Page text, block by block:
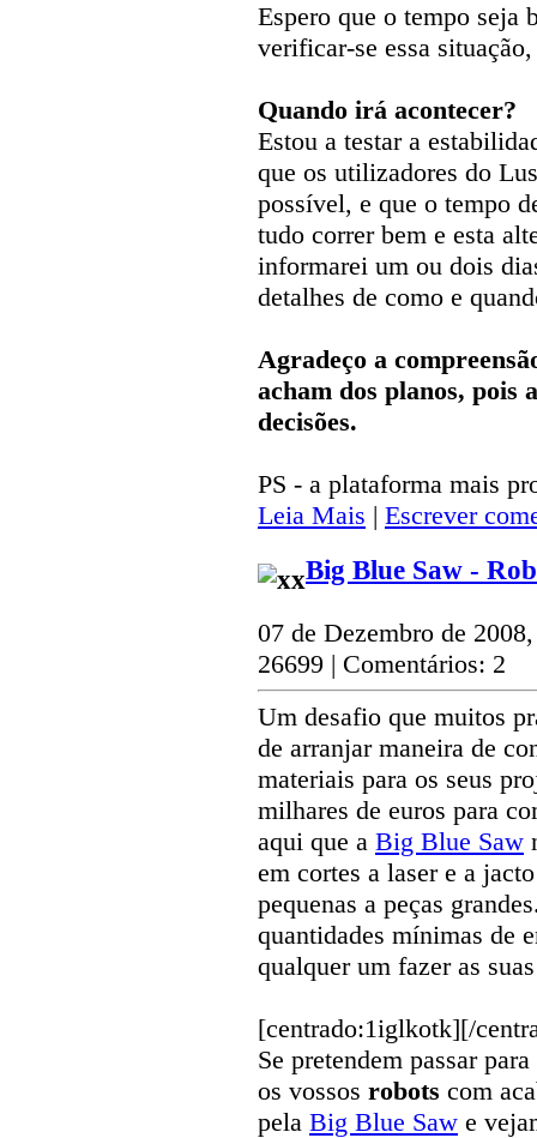
Espero que o tempo seja
verificar-se essa
Quando irá acontecer?
Estou a testar a
que os utilizadores do
possível, e que o tempo
tudo correr bem e esta
informarei um ou dois
detalhes de como e
Agradeço a
acham dos planos, pois
decisões.
PS - a plataforma mais
Leia Mais | Escrever
Big Blue Saw -
07 de Dezembro de
26699 | Comentários: 2
Um desafio que muitos
de arranjar maneira de
materiais para os seus
milhares de euros para
aqui que a Big Blue Saw
em cortes a laser e a
pequenas a peças
quantidades mínimas de
qualquer um fazer as
[centrado:1iglkotk][/
Se pretendem passar
os vossos robots com
pela Big Blue Saw e